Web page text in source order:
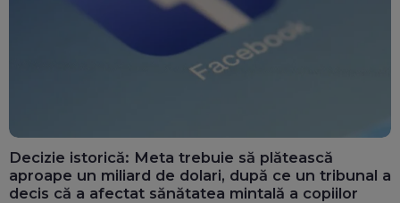
Decizie istorică: Meta trebuie să plătească
aproape un miliard de dolari, după ce un tribunal a
decis că a afectat sănătatea mintală a copiilor